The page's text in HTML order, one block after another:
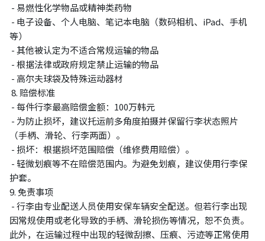
- 易燃性化学物品或精神类药物
- 电子设备、个人电脑、笔记本电脑（数码相机、iPad、手机
等）
- 其他被认定为不适合常规运输的物品
- 根据法律或政府规定禁止运输的物品
- 高尔夫球袋及特殊运动器材
8. 赔偿标准
- 每件行李最高赔偿金额：100万韩元
- 为防止损坏，建议托运前多角度拍摄并保留行李状态照片
（手柄、滑轮、行李两面）。
- 损坏：根据损坏范围赔偿（维修费用赔偿）。
- 轻微划痕等不在赔偿范围内。为避免划痕，建议使用行李保
护套。
9.免责事项
- 行李由专业配送人员使用安保车辆安全配送。但若行李出现
因常规使用或老化导致的手柄、滑轮损伤等情况，恕不负责。
此外，在运输过程中出现的轻微刮擦、压痕、污迹等正常使用